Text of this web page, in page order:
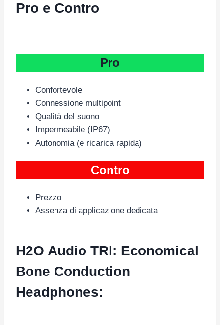
Pro e Contro
Pro
Confortevole
Connessione multipoint
Qualità del suono
Impermeabile (IP67)
Autonomia (e ricarica rapida)
Contro
Prezzo
Assenza di applicazione dedicata
H2O Audio TRI: Economical
Bone Conduction
Headphones: